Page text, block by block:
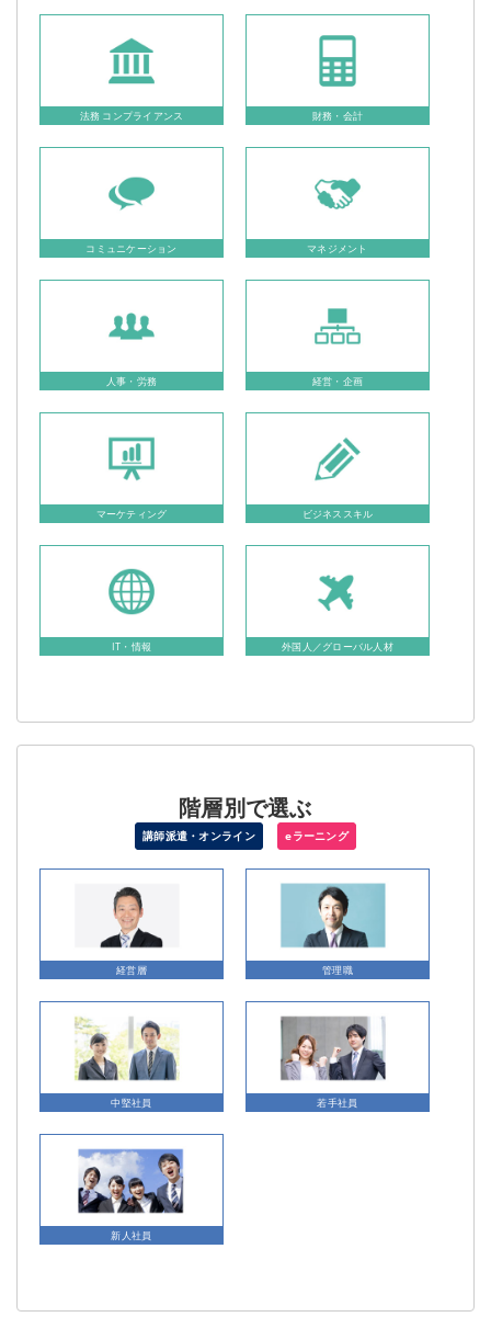
法務 コンプライアンス 財務・会計
コミュニケーション マネジメント
人事・労務 経営・企画
マーケティング ビジネススキル
IT・情報 外国人／グローバル人材
階層別で選ぶ
講師派遣・オンライン eラーニング
経営層 管理職
中堅社員 若手社員
新人社員